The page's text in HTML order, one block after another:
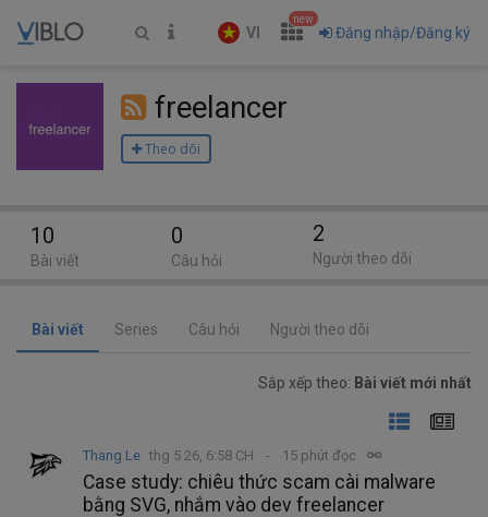
VI
new
Đăng nhập/Đăng ký
freelancer
Theo dõi
Bài viết Series Câu hỏi Người theo dõi
Sắp xếp theo: Bài viết mới nhất
Thang Le thg 5 26, 6:58 CH 15 phút đọc
Case study: chiêu thức scam cài malware
bằng SVG, nhắm vào dev freelancer
10
Bài viết
0
Câu hỏi
2
Người theo dõi